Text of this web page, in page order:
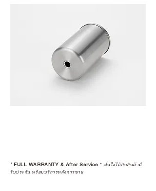
*FULL WARRANTY & After Service * มั่นใจได้กับสินค้ามี
รับประกัน พร้อมบริการหลังการขาย